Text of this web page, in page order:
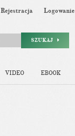
Rejestracja Logowanie
SZUKAJ
VIDEO EBOOK